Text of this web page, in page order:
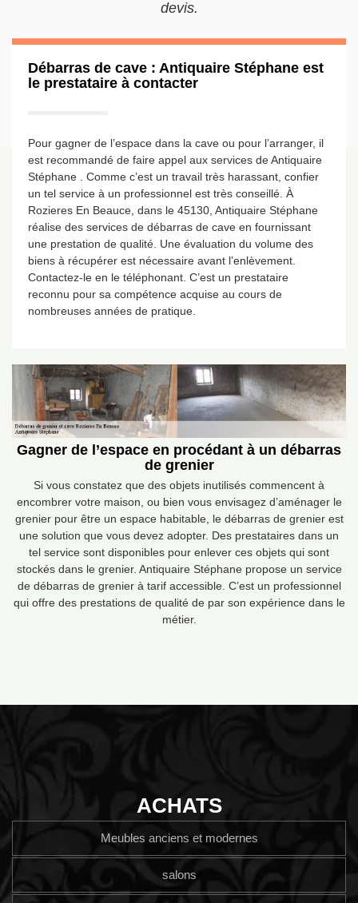
devis.
Débarras de cave : Antiquaire Stéphane est
le prestataire à contacter
Pour gagner de l’espace dans la cave ou pour l’arranger, il
est recommandé de faire appel aux services de Antiquaire
Stéphane . Comme c’est un travail très harassant, confier
un tel service à un professionnel est très conseillé. À
Rozieres En Beauce, dans le 45130, Antiquaire Stéphane
réalise des services de débarras de cave en fournissant
une prestation de qualité. Une évaluation du volume des
biens à récupérer est nécessaire avant l’enlèvement.
Contactez-le en le téléphonant. C’est un prestataire
reconnu pour sa compétence acquise au cours de
nombreuses années de pratique.
Gagner de l’espace en procédant à un débarras
de grenier
Si vous constatez que des objets inutilisés commencent à
encombrer votre maison, ou bien vous envisagez d’aménager le
grenier pour être un espace habitable, le débarras de grenier est
une solution que vous devez adopter. Des prestataires dans un
tel service sont disponibles pour enlever ces objets qui sont
stockés dans le grenier. Antiquaire Stéphane propose un service
de débarras de grenier à tarif accessible. C’est un professionnel
qui offre des prestations de qualité de par son expérience dans le
métier.
ACHATS
Meubles anciens et modernes
salons